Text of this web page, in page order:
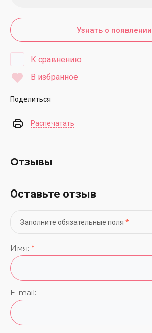
Узнать о появлении
К сравнению
В избранное
Поделиться
Распечатать
Отзывы
Оставьте отзыв
Заполните обязательные поля *
Имя: *
E-mail: